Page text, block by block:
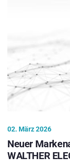
02. März 2026
Neuer
WALTHER